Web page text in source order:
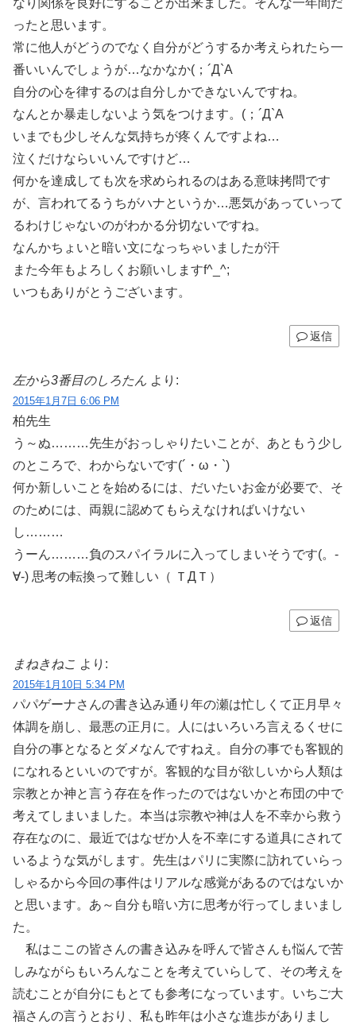
なり関係を良好にすることが出来ました。そんな一年間だ
ったと思います。
常に他人がどうのでなく自分がどうするか考えられたら一
番いいんでしょうが…なかなか(；´Д`A
自分の心を律するのは自分しかできないんですね。
なんとか暴走しないよう気をつけます。(；´Д`A
いまでも少しそんな気持ちが疼くんですよね…
泣くだけならいいんですけど…
何かを達成しても次を求められるのはある意味拷問です
が、言われてるうちがハナというか…悪気があっていって
るわけじゃないのがわかる分切ないですね。
なんかちょいと暗い文になっちゃいましたが汗
また今年もよろしくお願いしますf^_^;
いつもありがとうございます。
返信
左から3番目のしろたん より:
2015年1月7日 6:06 PM
柏先生
う～ぬ………先生がおっしゃりたいことが、あともう少し
のところで、わからないです(´・ω・`)
何か新しいことを始めるには、だいたいお金が必要で、そ
のためには、両親に認めてもらえなければいけない
し………
うーん………負のスパイラルに入ってしまいそうです(。-
∀-) 思考の転換って難しい（ ＴДＴ）
返信
まねきねこ より:
2015年1月10日 5:34 PM
パパゲーナさんの書き込み通り年の瀬は忙しくて正月早々
体調を崩し、最悪の正月に。人にはいろいろ言えるくせに
自分の事となるとダメなんですねえ。自分の事でも客観的
になれるといいのですが。客観的な目が欲しいから人類は
宗教とか神と言う存在を作ったのではないかと布団の中で
考えてしまいました。本当は宗教や神は人を不幸から救う
存在なのに、最近ではなぜか人を不幸にする道具にされて
いるような気がします。先生はパリに実際に訪れていらっ
しゃるから今回の事件はリアルな感覚があるのではないか
と思います。あ～自分も暗い方に思考が行ってしまいまし
た。
私はここの皆さんの書き込みを呼んで皆さんも悩んで苦
しみながらもいろんなことを考えていらして、その考えを
読むことが自分にもとても参考になっています。いちご大
福さんの言うとおり、私も昨年は小さな進歩がありまし